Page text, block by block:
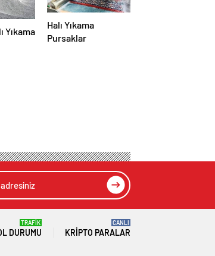
Yıkama
Halı Yıkama
Pursaklar
DURUMU
TRAFİK
KRIPTO PARALAR
CANLI